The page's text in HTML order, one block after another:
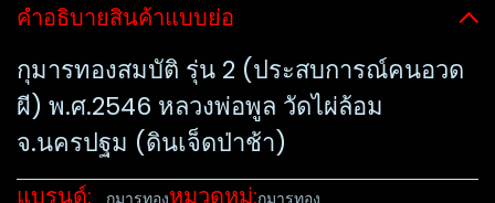
คำอธิบายสินค้าแบบย่อ
กุมารทองสมบัติ​ รุ่น 2 (ประสบการณ์คนอวด
ผี)​ พ.ศ.2546 หลวงพ่อพูล​ วัด​ไผ่​ล้อม​
จ.นครปฐม​ (ดินเจ็ดป่าช้า)
แบรนด์: กุมารทองหมวดหมู่:กุมารทอง